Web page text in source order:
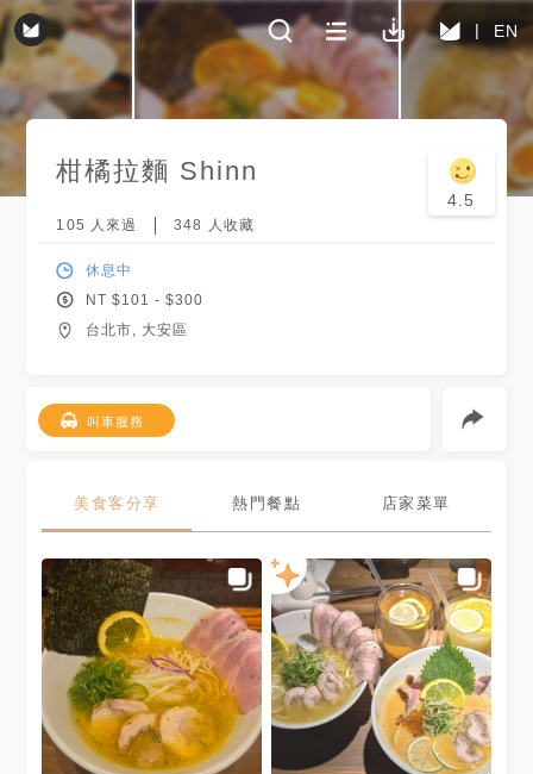
EN
柑橘拉麵 Shinn
4.5
105 人來過 348 人收藏
休息中
NT $101 - $300
台北市, 大安區
叫車服務
美食客分享 熱門餐點 店家菜單